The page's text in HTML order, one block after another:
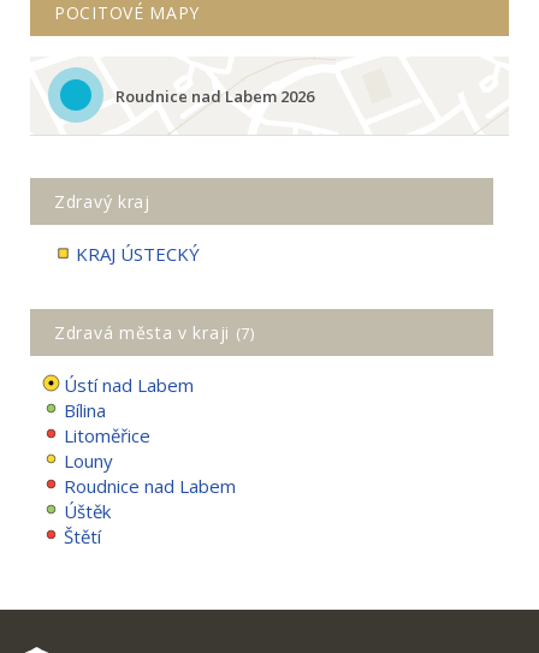
POCITOVÉ MAPY
Roudnice nad Labem 2026
Zdravý kraj
KRAJ ÚSTECKÝ
Zdravá města v kraji (7)
Ústí nad Labem
Bílina
Litoměřice
Louny
Roudnice nad Labem
Úštěk
Štětí